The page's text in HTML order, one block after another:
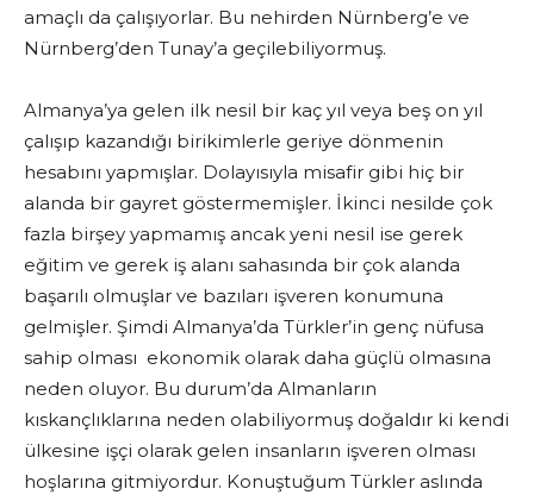
amaçlı da çalışıyorlar. Bu nehirden Nürnberg’e ve
Nürnberg’den Tunay’a geçilebiliyormuş.
Almanya’ya gelen ilk nesil bir kaç yıl veya beş on yıl
çalışıp kazandığı birikimlerle geriye dönmenin
hesabını yapmışlar. Dolayısıyla misafir gibi hiç bir
alanda bir gayret göstermemişler. İkinci nesilde çok
fazla birşey yapmamış ancak yeni nesil ise gerek
eğitim ve gerek iş alanı sahasında bir çok alanda
başarılı olmuşlar ve bazıları işveren konumuna
gelmişler. Şimdi Almanya’da Türkler’in genç nüfusa
sahip olması ekonomik olarak daha güçlü olmasına
neden oluyor. Bu durum’da Almanların
kıskançlıklarına neden olabiliyormuş doğaldır ki kendi
ülkesine işçi olarak gelen insanların işveren olması
hoşlarına gitmiyordur. Konuştuğum Türkler aslında